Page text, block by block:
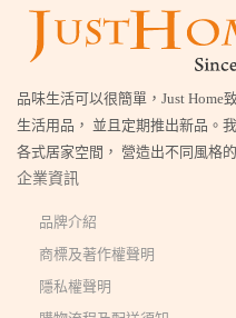
品味生活可以很簡單，Just Home
生活用品， 並且定期推出新品。
各式居家空間， 營造出不同風格
企業資訊
品牌介紹
商標及著作權聲明
隱私權聲明